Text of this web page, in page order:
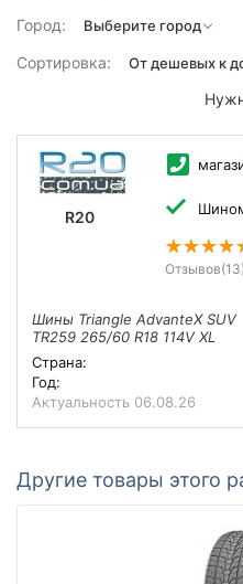
Город:
Сортировка:
R20
Отзывов(13)
Шины Triangle AdvanteX SUV
TR259 265/60 R18 114V XL
Страна:
Год:
Актуальность 06.08.26
Другие товары этого